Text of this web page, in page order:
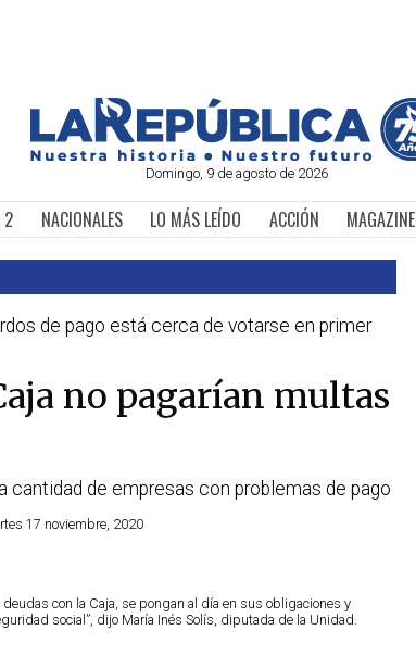
Domingo, 9 de agosto de 2026
2 NACIONALES LO MÁS LEÍDO ACCIÓN MAGAZINE
de pago está cerca de votarse en primer
no pagarían multas
cantidad de empresas con problemas de pago
17 noviembre, 2020
con la Caja, se pongan al día en sus obligaciones y
social”, dijo María Inés Solís, diputada de la Unidad.